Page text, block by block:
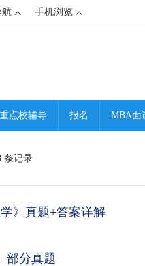
航 手机浏览
重点校辅导 报名 MBA面
条记录
》真题+答案详解
部分真题